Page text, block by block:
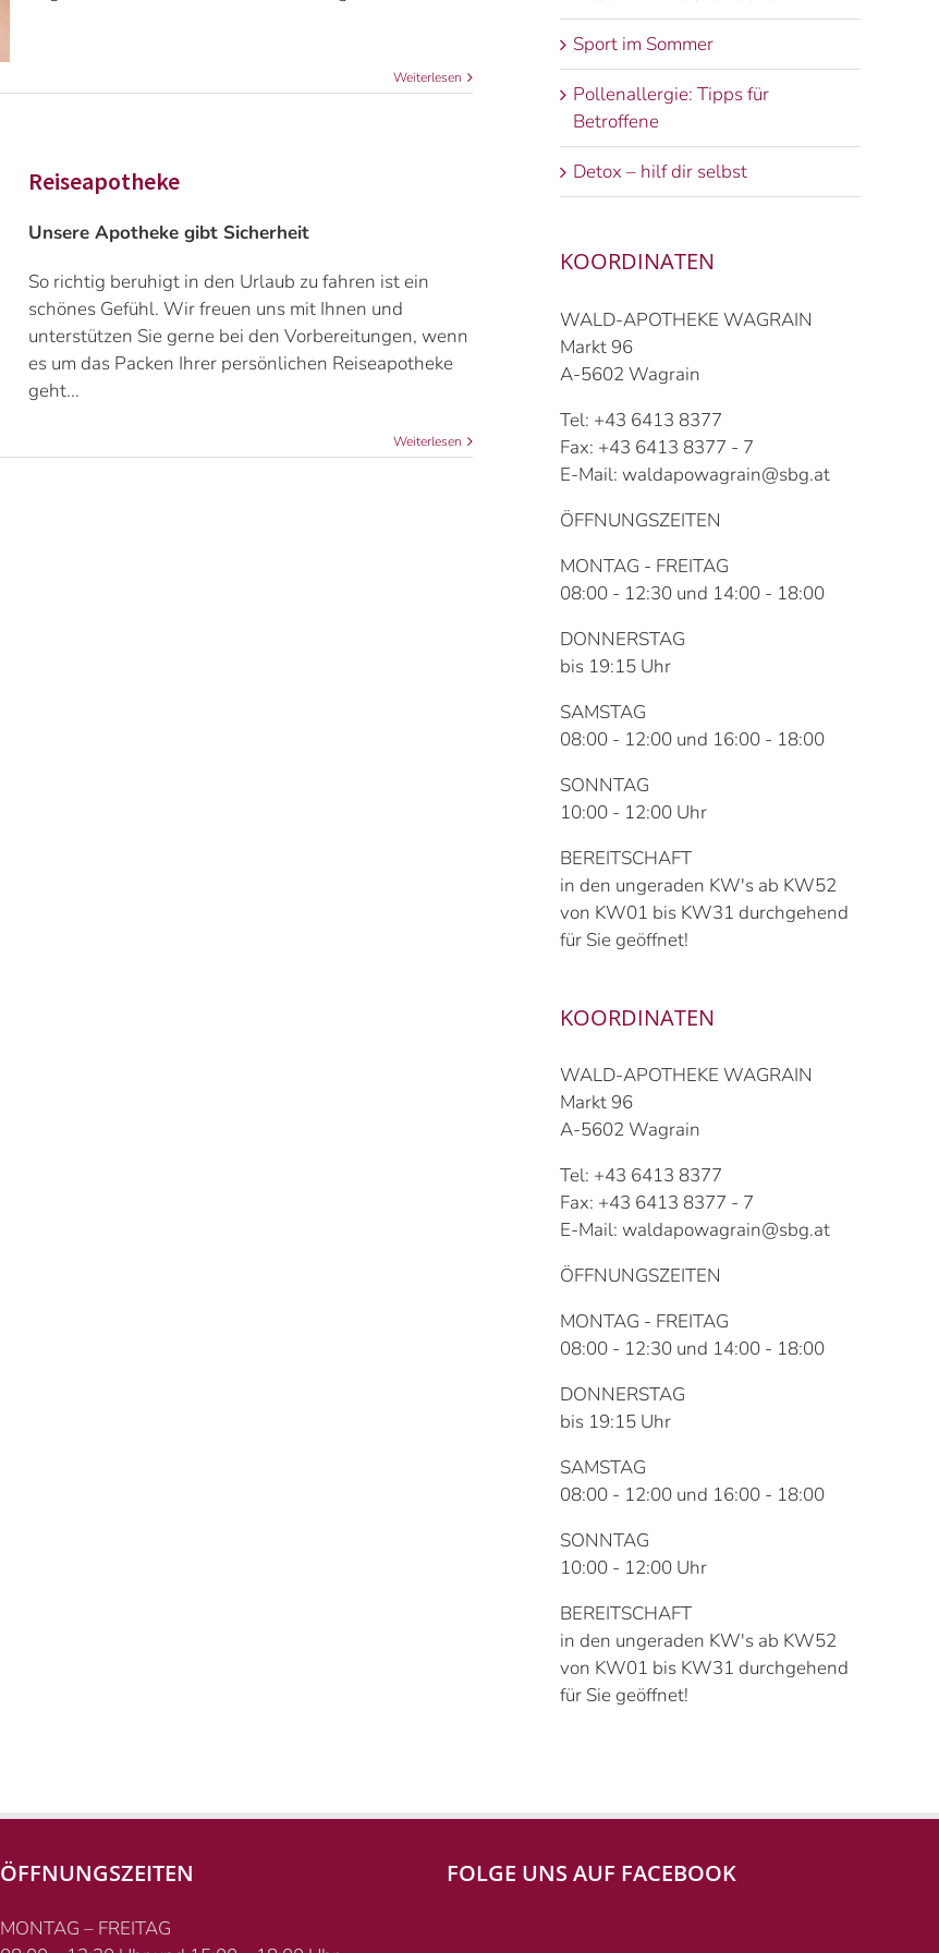
Weiterlesen
Reiseapotheke
Unsere Apotheke gibt Sicherheit
So richtig beruhigt in den Urlaub zu fahren ist ein
schönes Gefühl. Wir freuen uns mit Ihnen und
unterstützen Sie gerne bei den Vorbereitungen, wenn
es um das Packen Ihrer persönlichen Reiseapotheke
geht...
Weiterlesen
Sport im Sommer
Pollenallergie: Tipps für
Betroffene
Detox – hilf dir selbst
KOORDINATEN
WALD-APOTHEKE WAGRAIN
Markt 96
A-5602 Wagrain
Tel: +43 6413 8377
Fax: +43 6413 8377 - 7
E-Mail: waldapowagrain@sbg.at
ÖFFNUNGSZEITEN
MONTAG - FREITAG
08:00 - 12:30 und 14:00 - 18:00
DONNERSTAG
bis 19:15 Uhr
SAMSTAG
08:00 - 12:00 und 16:00 - 18:00
SONNTAG
10:00 - 12:00 Uhr
BEREITSCHAFT
in den ungeraden KW's ab KW52
von KW01 bis KW31 durchgehend
für Sie geöffnet!
KOORDINATEN
WALD-APOTHEKE WAGRAIN
Markt 96
A-5602 Wagrain
Tel: +43 6413 8377
Fax: +43 6413 8377 - 7
E-Mail: waldapowagrain@sbg.at
ÖFFNUNGSZEITEN
MONTAG - FREITAG
08:00 - 12:30 und 14:00 - 18:00
DONNERSTAG
bis 19:15 Uhr
SAMSTAG
08:00 - 12:00 und 16:00 - 18:00
SONNTAG
10:00 - 12:00 Uhr
BEREITSCHAFT
in den ungeraden KW's ab KW52
von KW01 bis KW31 durchgehend
für Sie geöffnet!
ÖFFNUNGSZEITEN
MONTAG – FREITAG
FOLGE UNS AUF FACEBOOK